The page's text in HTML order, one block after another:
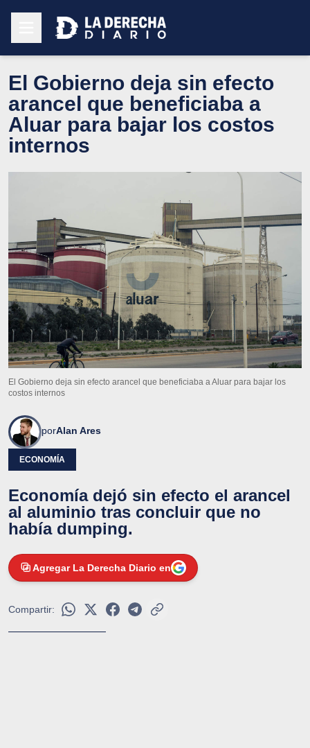
El Gobierno deja sin efecto
arancel que beneficiaba a
Aluar para bajar los costos
internos
El Gobierno deja sin efecto arancel que beneficiaba a Aluar para bajar los
costos internos
porAlan Ares
ECONOMÍA
Economía dejó sin efecto el arancel
al aluminio tras concluir que no
había dumping.
Agregar La Derecha Diario en
Compartir: